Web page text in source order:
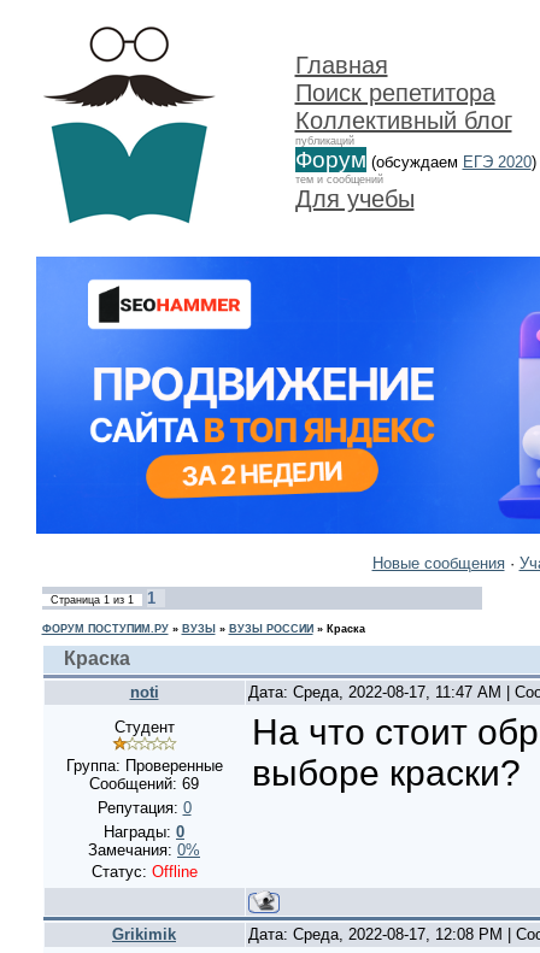
Главная
Поиск репетитора
Коллективный блог
публикаций
Форум (обсуждаем ЕГЭ 2020)
тем и сообщений
Для учебы
Новые сообщения·
Страница 1из 1 1
ФОРУМ ПОСТУПИМ.РУ» ВУЗЫ » ВУЗЫ РОССИИ » Краска
Краска
noti
Дата: Среда, 2022-08-17, 11:47 AM |
Студент
Группа: Проверенные
Сообщений: 69
Репутация: 0
Награды: 0
Замечания: 0%
Статус: Offline
На что стоит
выборе краски?
Grikimik Дата: Среда, 2022-08-17, 12:08 PM |